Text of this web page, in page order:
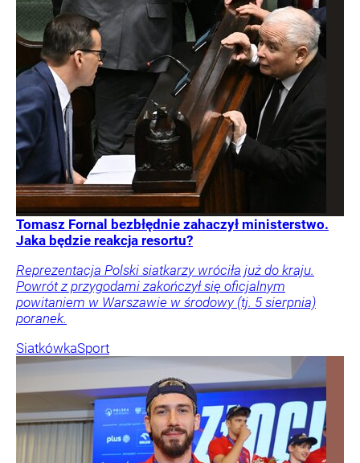
Tomasz Fornal bezbłędnie zahaczył ministerstwo.
Jaka będzie reakcja resortu?
Reprezentacja Polski siatkarzy wróciła już do kraju.
Powrót z przygodami zakończył się oficjalnym
powitaniem w Warszawie w środowy (tj. 5 sierpnia)
poranek.
SiatkówkaSport